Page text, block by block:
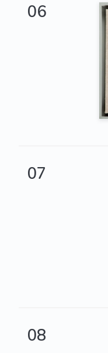
06
07
08